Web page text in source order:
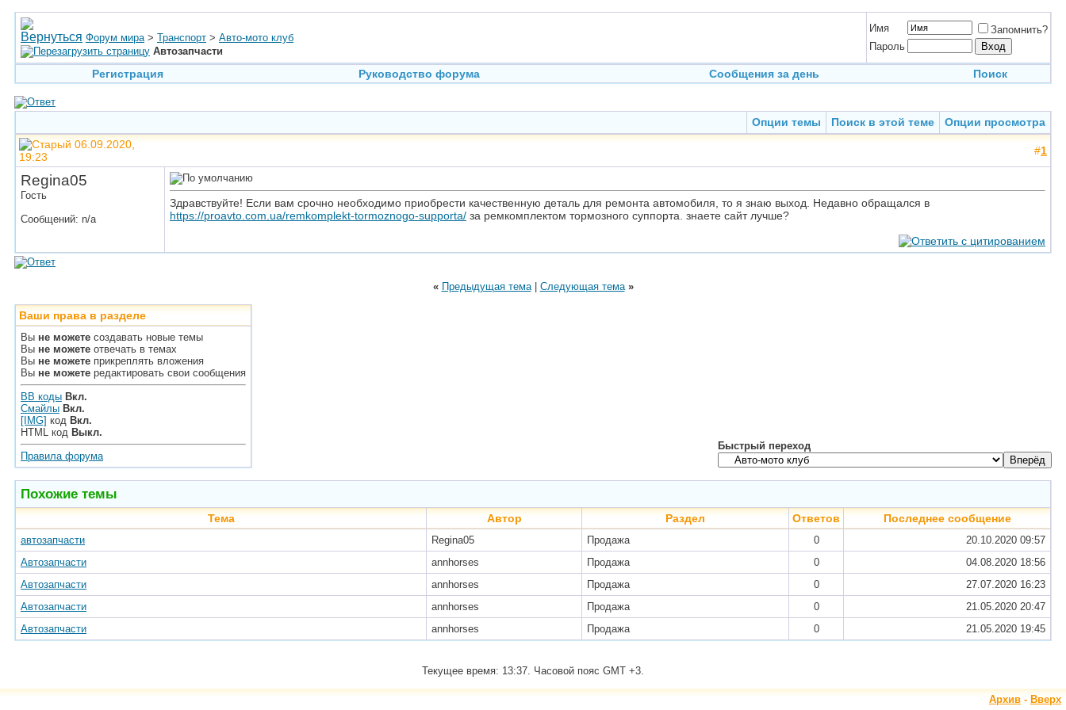
Форум мира > Транспорт > Авто-мото клуб
Автозапчасти
Имя
Запомнить?
Пароль
Регистрация Руководство форума Сообщения за день Поиск
Опции темы Поиск в этой теме
Опции просмотра
06.09.2020,
19:23
#1
Regina05
Гость
Сообщений: n/a
Здравствуйте! Если вам срочно необходимо приобрести качественную деталь для ремонта автомобиля, то я знаю выход. Недавно обращался в
https://proavto.com.ua/remkomplekt-tormoznogo-supporta/ за ремкомплектом тормозного суппорта. знаете сайт лучше?
« Предыдущая тема| Следующая тема »
Ваши права в разделе
Вы не можете создавать новые темы
Вы не можете отвечать в темах
Вы не можете прикреплять вложения
Вы не можете редактировать свои сообщения
BB коды Вкл.
Смайлы Вкл.
[IMG] код Вкл.
HTML код Выкл.
Правила форума
Быстрый переход
Похожие темы
Тема Автор Раздел Ответов Последнее сообщение
автозапчасти Regina05 Продажа 0 20.10.2020 09:57
Автозапчасти
annhorses Продажа 0 04.08.2020 18:56
Автозапчасти
annhorses Продажа 0 27.07.2020 16:23
Автозапчасти
annhorses Продажа 0 21.05.2020 20:47
Автозапчасти
annhorses Продажа 0 21.05.2020 19:45
Текущее время: 13:37. Часовой пояс GMT +3.
Архив - Вверх